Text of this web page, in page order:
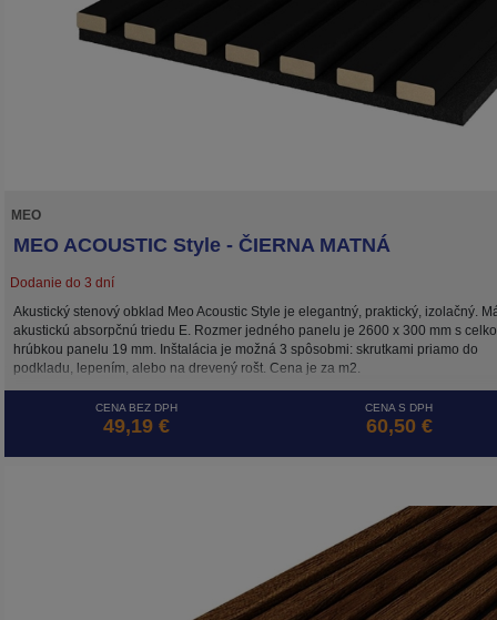
MEO
MEO ACOUSTIC Style - ČIERNA MATNÁ
Dodanie do 3 dní
Akustický stenový obklad Meo Acoustic Style je elegantný, praktický, izolačný.
akustickú absorpčnú triedu E. Rozmer jedného panelu je 2600 x 300 mm s
hrúbkou panelu 19 mm. Inštalácia je možná 3 spôsobmi: skrutkami priamo do
podkladu, lepením, alebo na drevený rošt. Cena je za m2.
CENA BEZ DPH
49,19 €
CENA S DPH
60,50 €